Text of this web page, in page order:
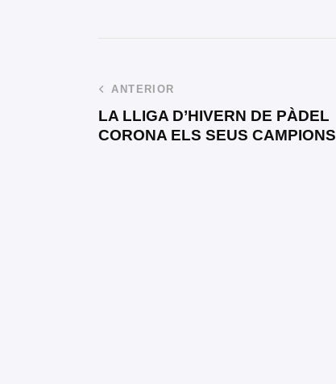
ANTERIOR
LA LLIGA D’HIVERN DE PÀDEL
CORONA ELS SEUS CAMPIONS